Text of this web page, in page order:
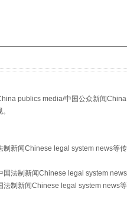
publics media/中国公众新闻
新闻Chinese legal system news等
法制新闻Chinese legal system
制新闻Chinese legal system news